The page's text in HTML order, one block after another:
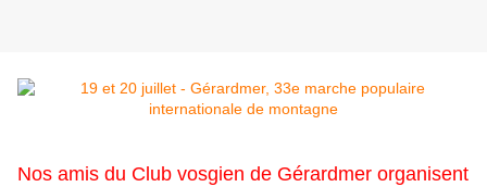
Nos amis du Club vosgien de Gérardmer organisent